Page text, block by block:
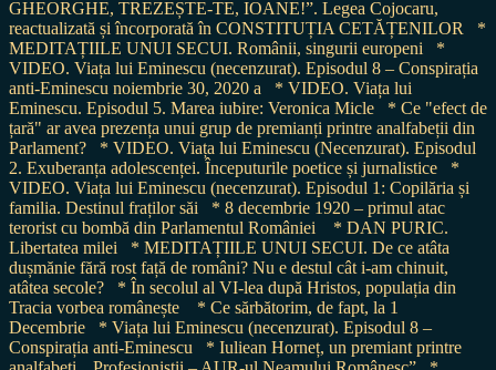
GHEORGHE, TREZEȘTE-TE, IOANE!”. Legea Cojocaru,
reactualizată și încorporată în CONSTITUȚIA CETĂȚENILOR
*
MEDITAȚIILE UNUI SECUI. Românii, singurii europeni
*
VIDEO. Viața lui Eminescu (necenzurat). Episodul 8 – Conspirația
anti-Eminescu noiembrie 30, 2020 a
* VIDEO. Viața lui
Eminescu. Episodul 5. Marea iubire: Veronica Micle
* Ce "efect de
țară" ar avea prezența unui grup de premianți printre analfabeții din
Parlament?
* VIDEO. Viața lui Eminescu (Necenzurat). Episodul
2. Exuberanța adolescenței. Începuturile poetice și jurnalistice
*
VIDEO. Viața lui Eminescu (necenzurat). Episodul 1: Copilăria și
familia. Destinul fraților săi
* 8 decembrie 1920 – primul atac
terorist cu bombă din Parlamentul României
* DAN PURIC.
Libertatea milei
* MEDITAȚIILE UNUI SECUI. De ce atâta
dușmănie fără rost față de români? Nu e destul cât i-am chinuit,
atâtea secole?
* În secolul al VI-lea după Hristos, populația din
Tracia vorbea românește
* Ce sărbătorim, de fapt, la 1
Decembrie
* Viața lui Eminescu (necenzurat). Episodul 8 –
Conspirația anti-Eminescu
* Iuliean Horneț, un premiant printre